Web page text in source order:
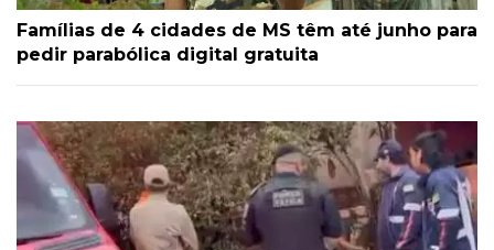
Famílias de 4 cidades de MS têm até junho para
pedir parabólica digital gratuita